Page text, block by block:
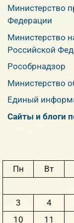
Министерство
Федерации
Министерство
Российской
Рособрнадзор
Министерство
Единый
Сайты и блоги
Пн
Вт
3
4
10
11